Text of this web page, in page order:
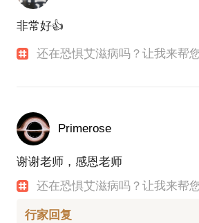
通过面谈，您将收获到很多：
让您全方位的认识艾滋病，不再害
帮您正确辨识可疑的临床症状和体
用适宜的心理咨询技巧为您缓解焦
PS. 在选择与我见面时，请把您
些，毕竟一小时的时间并不长。
前发给我那更好，我可以做更精细
备，提升见面交流的效率。 感谢您
非常好👍
还在恐惧艾滋病吗？让我来帮
Primerose
谢谢老师，感恩老师
还在恐惧艾滋病吗？让我来帮
行家回复